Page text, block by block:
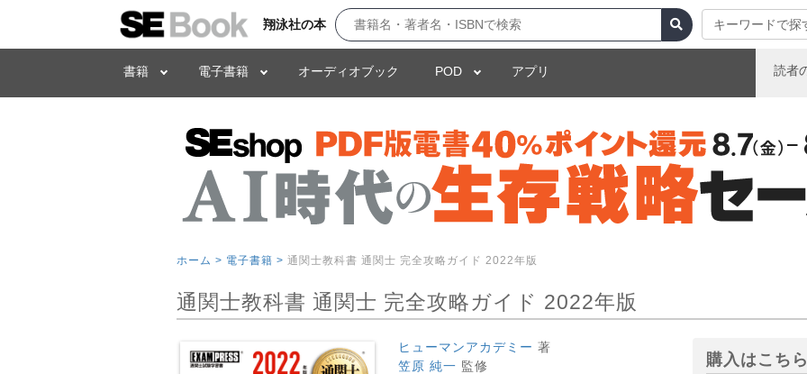
翔泳社の本 キーワードで探
書籍 電子書籍 オーディオブック POD アプリ 読者
ホーム > 電子書籍 > 通関士教科書 通関士 完全攻略ガイド 2022年版
通関士教科書 通関士 完全攻略ガイド 2022年版
ヒューマンアカデミー 著
笠原 純一 監修 購入はこち